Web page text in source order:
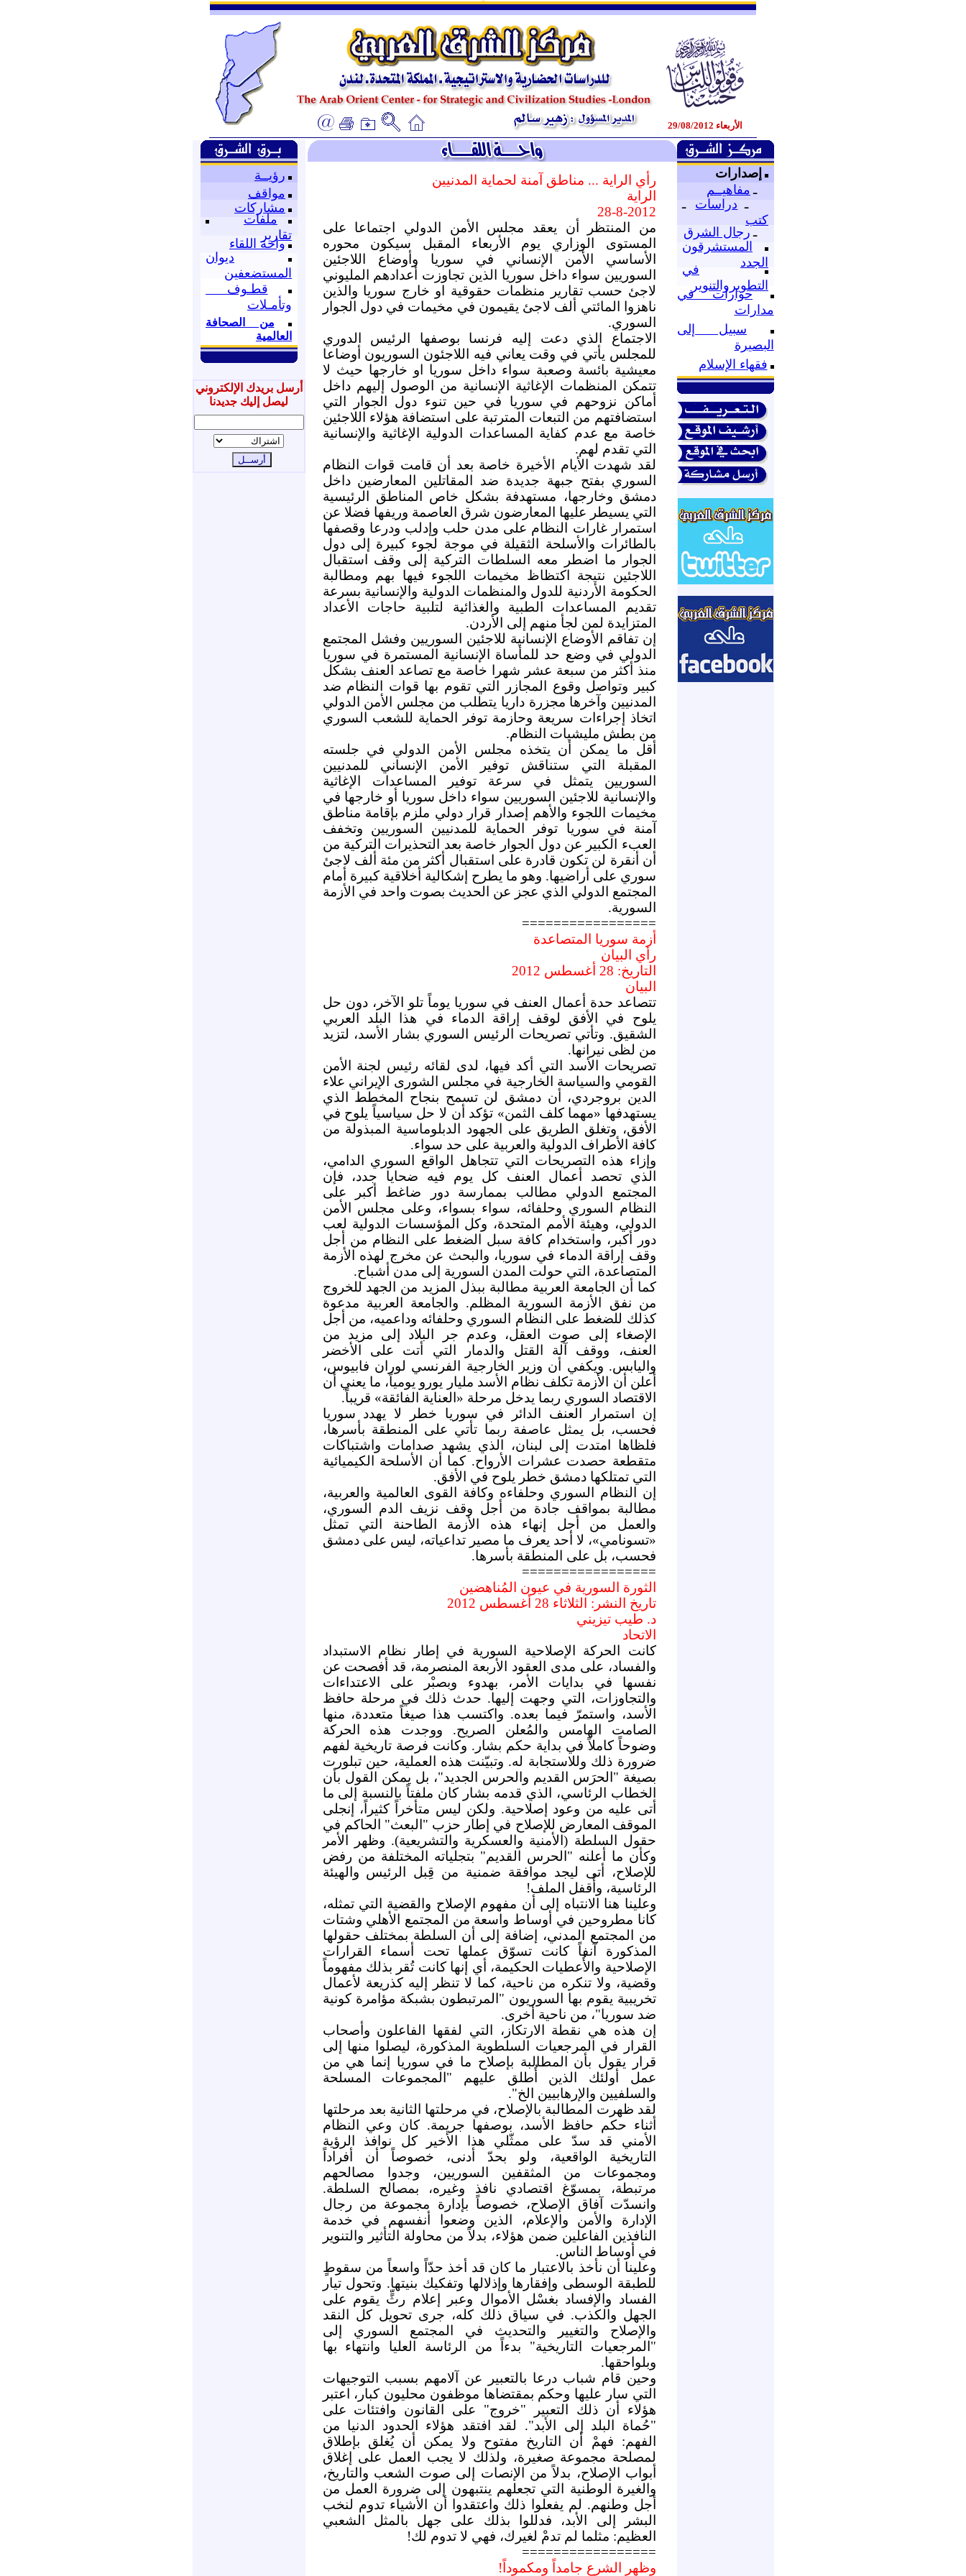
ـ
ـ
الأربعاء 29/08/2012
رؤيــة
مواقف
مشاركات
ملفات
تقارير
واحة اللقاء
ديوان
المستضعفين
قطـوف
وتأمـلات
من الصحافة
العالمية
أرسل بريدك الإلكتروني
ليصل إليك جديدنا
إصدارات
ـ مفاهيــم
ـ دراسات
ـ
كتب
ـ رجال الشرق
المستشرقون
الجدد
في
التطويروالتنوير
حوارات في
مدارات
سبيل إلى
البصيرة
فقهاء الإسلام
رأي الراية ... مناطق آمنة لحماية المدنيين
الراية
28-8-2012
من المنتظر أن يعقد مجلس الأمن الدولي اجتماعا على
المستوى الوزاري يوم الأربعاء المقبل سيكون محوره
الأساسي الأمن الإنساني في سوريا وأوضاع اللاجئين
السوريين سواء داخل سوريا الذين تجاوزت أعدادهم المليوني
لاجئ حسب تقارير منظمات حقوقية او خارج سوريا والذين
ناهزوا المائتي ألف لاجئ يقيمون في مخيمات في دول الجوار
السوري.
الاجتماع الذي دعت إليه فرنسا بوصفها الرئيس الدوري
للمجلس يأتي في وقت يعاني فيه اللاجئون السوريون أوضاعا
معيشية بائسة وصعبة سواء داخل سوريا او خارجها حيث لا
تتمكن المنظمات الإغاثية الإنسانية من الوصول إليهم داخل
أماكن نزوحهم في سوريا في حين تنوء دول الجوار التي
استضافتهم من التبعات المترتبة على استضافة هؤلاء اللاجئين
خاصة مع عدم كفاية المساعدات الدولية الإغاثية والإنسانية
التي تقدم لهم.
لقد شهدت الأيام الأخيرة خاصة بعد أن قامت قوات النظام
السوري بفتح جبهة جديدة ضد المقاتلين المعارضين داخل
دمشق وخارجها، مستهدفة بشكل خاص المناطق الرئيسية
التي يسيطر عليها المعارضون شرق العاصمة وريفها فضلا عن
استمرار غارات النظام على مدن حلب وإدلب ودرعا وقصفها
بالطائرات والأسلحة الثقيلة في موجة لجوء كبيرة إلى دول
الجوار ما اضطر معه السلطات التركية إلى وقف استقبال
اللاجئين نتيجة اكتظاظ مخيمات اللجوء فيها بهم ومطالبة
الحكومة الأردنية للدول والمنظمات الدولية والإنسانية بسرعة
تقديم المساعدات الطبية والغذائية لتلبية حاجات الأعداد
المتزايدة لمن لجأ منهم إلى الأردن.
إن تفاقم الأوضاع الإنسانية للاجئين السوريين وفشل المجتمع
الدولي في وضع حد للمأساة الإنسانية المستمرة في سوريا
منذ أكثر من سبعة عشر شهرا خاصة مع تصاعد العنف بشكل
كبير وتواصل وقوع المجازر التي تقوم بها قوات النظام ضد
المدنيين وآخرها مجزرة داريا يتطلب من مجلس الأمن الدولي
اتخاذ إجراءات سريعة وحازمة توفر الحماية للشعب السوري
من بطش مليشيات النظام.
أقل ما يمكن أن يتخذه مجلس الأمن الدولي في جلسته
المقبلة التي ستناقش توفير الأمن الإنساني للمدنيين
السوريين يتمثل في سرعة توفير المساعدات الإغاثية
والإنسانية للاجئين السوريين سواء داخل سوريا أو خارجها في
مخيمات اللجوء والأهم إصدار قرار دولي ملزم بإقامة مناطق
آمنة في سوريا توفر الحماية للمدنيين السوريين وتخفف
العبء الكبير عن دول الجوار خاصة بعد التحذيرات التركية من
أن أنقرة لن تكون قادرة على استقبال أكثر من مئة ألف لاجئ
سوري على أراضيها. وهو ما يطرح إشكالية أخلاقية كبيرة أمام
المجتمع الدولي الذي عجز عن الحديث بصوت واحد في الأزمة
السورية.
=================
أزمة سوريا المتصاعدة
رأي البيان
التاريخ: 28 أغسطس 2012
البيان
تتصاعد حدة أعمال العنف في سوريا يوماً تلو الآخر، دون حل
يلوح في الأفق لوقف إراقة الدماء في هذا البلد العربي
الشقيق. وتأتي تصريحات الرئيس السوري بشار الأسد، لتزيد
من لظى نيرانها.
تصريحات الأسد التي أكد فيها، لدى لقائه رئيس لجنة الأمن
القومي والسياسة الخارجية في مجلس الشورى الإيراني علاء
الدين بروجردي، أن دمشق لن تسمح بنجاح المخطط الذي
يستهدفها «مهما كلف الثمن» تؤكد أن لا حل سياسياً يلوح في
الأفق، وتغلق الطريق على الجهود الدبلوماسية المبذولة من
كافة الأطراف الدولية والعربية على حد سواء.
وإزاء هذه التصريحات التي تتجاهل الواقع السوري الدامي،
الذي تحصد أعمال العنف كل يوم فيه ضحايا جدد، فإن
المجتمع الدولي مطالب بممارسة دور ضاغط أكبر على
النظام السوري وحلفائه، سواء بسواء، وعلى مجلس الأمن
الدولي، وهيئة الأمم المتحدة، وكل المؤسسات الدولية لعب
دور أكبر، واستخدام كافة سبل الضغط على النظام من أجل
وقف إراقة الدماء في سوريا، والبحث عن مخرج لهذه الأزمة
المتصاعدة، التي حولت المدن السورية إلى مدن أشباح.
كما أن الجامعة العربية مطالبة ببذل المزيد من الجهد للخروج
من نفق الأزمة السورية المظلم. والجامعة العربية مدعوة
كذلك للضغط على النظام السوري وحلفائه وداعميه، من أجل
الإصغاء إلى صوت العقل، وعدم جر البلاد إلى مزيد من
العنف، ووقف آلة القتل والدمار التي أتت على الأخضر
واليابس. ويكفي أن وزير الخارجية الفرنسي لوران فابيوس،
أعلن أن الأزمة تكلف نظام الأسد مليار يورو يومياً، ما يعني أن
الاقتصاد السوري ربما يدخل مرحلة «العناية الفائقة» قريباً.
إن استمرار العنف الدائر في سوريا خطر لا يهدد سوريا
فحسب، بل يمثل عاصفة ربما تأتي على المنطقة بأسرها،
فلظاها امتدت إلى لبنان، الذي يشهد صدامات واشتباكات
متقطعة حصدت عشرات الأرواح. كما أن الأسلحة الكيميائية
التي تمتلكها دمشق خطر يلوح في الأفق.
إن النظام السوري وحلفاءه وكافة القوى العالمية والعربية،
مطالبة بمواقف جادة من أجل وقف نزيف الدم السوري،
والعمل من أجل إنهاء هذه الأزمة الطاحنة التي تمثل
«تسونامي»، لا أحد يعرف ما مصير تداعياته، ليس على دمشق
فحسب، بل على المنطقة بأسرها.
=================
الثورة السورية في عيون المُناهضين
تاريخ النشر: الثلاثاء 28 أغسطس 2012
د. طيب تيزيني
الاتحاد
كانت الحركة الإصلاحية السورية في إطار نظام الاستبداد
والفساد، على مدى العقود الأربعة المنصرمة، قد أفصحت عن
نفسها في بدايات الأمر، بهدوء وبصبْر على الاعتداءات
والتجاوزات، التي وجهت إليها. حدث ذلك في مرحلة حافظ
الأسد، واستمرّ فيما بعده. واكتسب هذا صيغاً متعددة، منها
الصامت الهامس والمُعلن الصريح. ووجدت هذه الحركة
وضوحاً كاملاً في بداية حكم بشار. وكانت فرصة تاريخية لفهم
ضرورة ذلك وللاستجابة له. وتبيّنت هذه العملية، حين تبلورت
بصيغة "الحرَس القديم والحرس الجديد"، بل يمكن القول بأن
الخطاب الرئاسي، الذي قدمه بشار كان ملفتاً بالنسبة إلى ما
أتى عليه من وعود إصلاحية. ولكن ليس متأخراً كثيراً، إنجلى
الموقف المعارض للإصلاح في إطار حزب "البعث" الحاكم في
حقول السلطة (الأمنية والعسكرية والتشريعية). وظهر الأمر
وكأن ما أعلنه "الحرس القديم" بتجلياته المختلفة من رفض
للإصلاح، أتى ليجد موافقة ضمنية من قِبل الرئيس والهيئة
الرئاسية، وأُقفل الملف!
وعلينا هنا الانتباه إلى أن مفهوم الإصلاح والقضية التي تمثله،
كانا مطروحين في أوساط واسعة من المجتمع الأهلي وشتات
من المجتمع المدني، إضافة إلى أن السلطة بمختلف حقولها
المذكورة آنفاً كانت تسوّق عملها تحت أسماء القرارات
الإصلاحية والأُعطيات الحكيمة، أي إنها كانت تُقر بذلك مفهوماً
وقضية، ولا تنكره من ناحية، كما لا تنظر إليه كذريعة لأعمال
تخريبية يقوم بها السوريون "المرتبطون بشبكة مؤامرة كونية
ضد سوريا"، من ناحية أخرى.
إن هذه هي نقطة الارتكاز، التي لفقها الفاعلون وأصحاب
القرار في المرجعيات السلطوية المذكورة، ليصلوا منها إلى
قرار يقول بأن المطالبة بإصلاح ما في سوريا إنما هي من
عمل أولئك الذين أُطلق عليهم "المجموعات المسلحة
والسلفيين والإرهابيين الخ".
لقد ظهرت المطالبة بالإصلاح، في مرحلتها الثانية بعد مرحلتها
أثناء حكم حافظ الأسد، بوصفها جريمة. كان وعي النظام
الأمني قد سدّ على ممثّلي هذا الأخير كل نوافذ الرؤية
التاريخية الواقعية، ولو بحدّ أدنى، خصوصاً أن أفراداً
ومجموعات من المثقفين السوريين، وجدوا مصالحهم
مرتبطة، بمسوّغ اقتصادي نافذ وغيره، بمصالح السلطة.
وانسدّت آفاق الإصلاح، خصوصاً بإدارة مجموعة من رجال
الإدارة والأمن والإعلام، الذين وضعوا أنفسهم في خدمة
النافذين الفاعلين ضمن هؤلاء، بدلاً من محاولة التأثير والتنوير
في أوساط الناس.
وعلينا أن نأخذ بالاعتبار ما كان قد أخذ حدّاً واسعاً من سقوطٍ
للطبقة الوسطى وإفقارها وإذلالها وتفكيك بنيتها. وتحول تيار
الفساد والإفساد بغسْل الأموال وعبر إعلام رثٍّ يقوم على
الجهل والكذب. في سياق ذلك كله، جرى تحويل كل النقد
والإصلاح والتغيير والتحديث في المجتمع السوري إلى
"المرجعيات التاريخية" بدءاً من الرئاسة العليا وانتهاء بها
وبلواحقها.
وحين قام شباب درعا بالتعبير عن آلامهم بسبب التوجيهات
التي سار عليها وحكم بمقتضاها موظفون محليون كبار، اعتبر
هؤلاء أن ذلك التعبير "خروج" على القانون وافتئات على
"حُماة البلد إلى الأبد". لقد افتقد هؤلاء الحدود الدنيا من
الفهم: فهمْ أن التاريخ مفتوح ولا يمكن أن يُغلق بإطلاق
لمصلحة مجموعة صغيرة، ولذلك لا يجب العمل على إغلاق
أبواب الإصلاح، بدلاً من الإنصات إلى صوت الشعب والتاريخ،
والغيرة الوطنية التي تجعلهم ينتبهون إلى ضرورة العمل من
أجل وطنهم. لم يفعلوا ذلك واعتقدوا أن الأشياء تدوم لنخب
البشر إلى الأبد، فدللوا بذلك على جهل بالمثل الشعبي
العظيم: مثلما لم تدمْ لغيرك، فهي لا تدوم لك!
=================
وظهر الشرع جامداً ومكموداً!